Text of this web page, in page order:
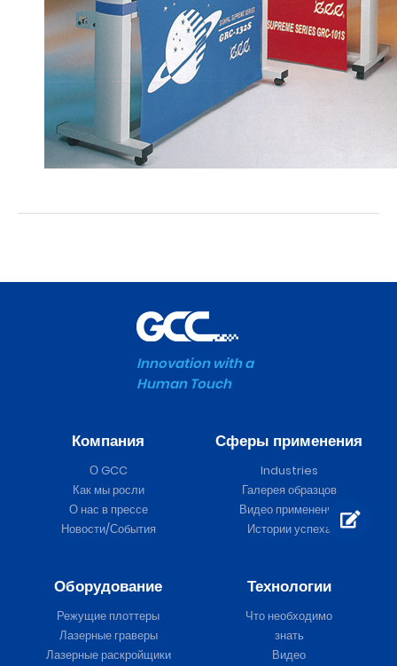
Innovation with a
Human Touch
Компания
О GCC
Как мы росли
О нас в прессе
Новости/События
Сферы применения
Industries
Галерея образцов
Видео применения
Истории успеха
Оборудование
Режущие плоттеры
Лазерные граверы
Лазерные раскройщики
Технологии
Что необходимо
знать
Видео